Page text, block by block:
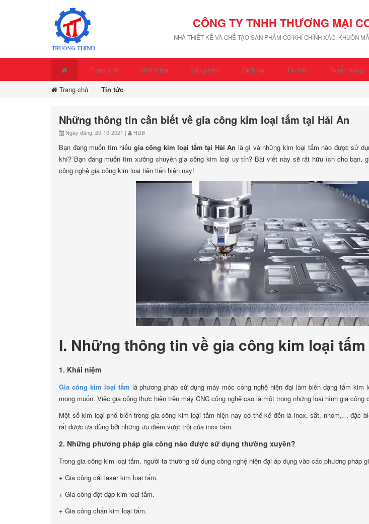
CÔNG TY TNHH THƯƠNG MẠI
NHÀ THIẾT KẾ VÀ CHẾ TẠO SẢN PHẨM CƠ KHÍ CHÍNH XÁC, KHUÔN
Trang chủ Giới thiệu Sản phẩm Dịch vụ Tin tức Tuyển dụng
Trang chủ Tin tức
Những thông tin cần biết về gia công kim loại tấm tại Hải An
Ngày đăng: 20-10-2021 | HDB
Bạn đang muốn tìm hiểu gia công kim loại tấm tại Hải An là gì và những kim loại tấm nào được sử
khí? Bạn đang muốn tìm xưởng chuyên gia công kim loại uy tín? Bài viết này sẽ rất hữu ích cho bạn,
công nghệ gia công kim loại tiên tiến hiện nay!
I. Những thông tin về gia công kim loại
1. Khái niệm
Gia công kim loại tấm là phương pháp sử dụng máy móc công nghệ hiện đại làm biến dạng tấm
mong muốn. Việc gia công thực hiện trên máy CNC công nghệ cao là một trong những loại hình gia công
Một số kim loại phổ biến trong gia công kim loại tấm hiện nay có thể kể đến là inox, sắt, nhôm,… đặc
rất được ưa dùng bởi những ưu điểm vượt trội của inox tấm.
2. Những phương pháp gia công nào được sử dụng thường xuyên?
Trong gia công kim loại tấm, người ta thường sử dụng công nghệ hiện đại áp dụng vào các phương pháp
+ Gia công cắt laser kim loại tấm.
+ Gia công đột dập kim loại tấm.
+ Gia công chấn kim loại tấm.